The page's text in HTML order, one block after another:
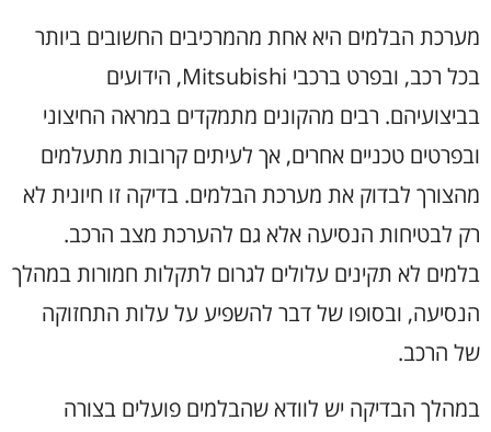
מערכת הבלמים היא אחת מהמרכיבים החשובים ביותר
בכל רכב, ובפרט ברכבי Mitsubishi, הידועים
בביצועיהם. רבים מהקונים מתמקדים במראה החיצוני
ובפרטים טכניים אחרים, אך לעיתים קרובות מתעלמים
מהצורך לבדוק את מערכת הבלמים. בדיקה זו חיונית לא
רק לבטיחות הנסיעה אלא גם להערכת מצב הרכב.
בלמים לא תקינים עלולים לגרום לתקלות חמורות במהלך
הנסיעה, ובסופו של דבר להשפיע על עלות התחזוקה
של הרכב.
במהלך הבדיקה יש לוודא שהבלמים פועלים בצורה